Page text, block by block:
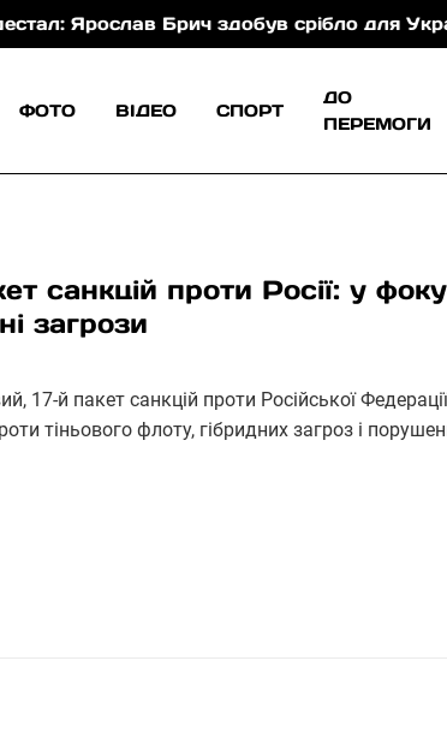
Брич здобув срібло для України
ФОТО ВІДЕО СПОРТ
ДО
ПЕРЕМОГИ
санкцій проти Росії: у
загрози
17-й пакет санкцій проти Російської
тіньового флоту, гібридних загроз і